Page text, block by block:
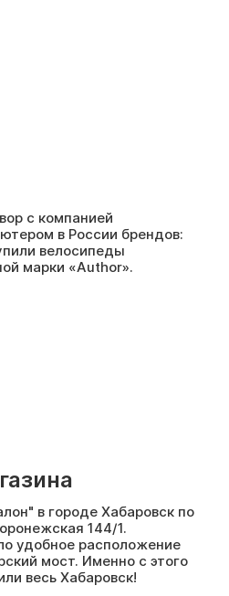
с компанией
в России брендов:
велосипеды
марки «Author».
в городе Хабаровск по
144/1.
удобное расположение
мост. Именно с этого
весь Хабаровск!